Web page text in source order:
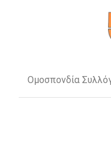
Ομοσπονδία